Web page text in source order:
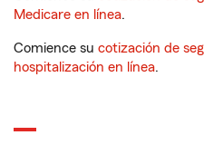
Medicare en línea.
Comience su cotización de
hospitalización en línea.